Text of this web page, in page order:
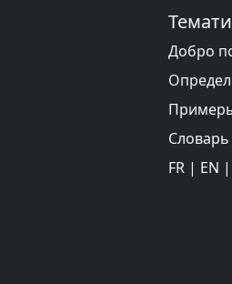
Добро
Словарь
FR | EN |